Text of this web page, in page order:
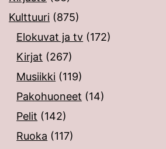
Kulttuuri (875)
Elokuvat ja tv (172)
Kirjat (267)
Musiikki (119)
Pakohuoneet (14)
Pelit (142)
Ruoka (117)